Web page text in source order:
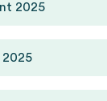
2025